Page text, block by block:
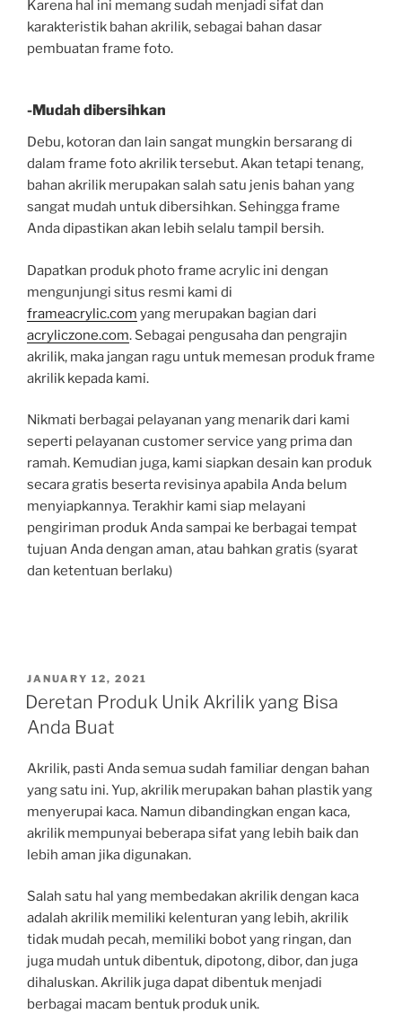
Karena hal ini memang sudah menjadi sifat dan
karakteristik bahan akrilik, sebagai bahan dasar
pembuatan frame foto.
-Mudah dibersihkan
Debu, kotoran dan lain sangat mungkin bersarang di
dalam frame foto akrilik tersebut. Akan tetapi tenang,
bahan akrilik merupakan salah satu jenis bahan yang
sangat mudah untuk dibersihkan. Sehingga frame
Anda dipastikan akan lebih selalu tampil bersih.
Dapatkan produk photo frame acrylic ini dengan
mengunjungi situs resmi kami di
frameacrylic.com yang merupakan bagian dari
acryliczone.com. Sebagai pengusaha dan pengrajin
akrilik, maka jangan ragu untuk memesan produk frame
akrilik kepada kami.
Nikmati berbagai pelayanan yang menarik dari kami
seperti pelayanan customer service yang prima dan
ramah. Kemudian juga, kami siapkan desain kan produk
secara gratis beserta revisinya apabila Anda belum
menyiapkannya. Terakhir kami siap melayani
pengiriman produk Anda sampai ke berbagai tempat
tujuan Anda dengan aman, atau bahkan gratis (syarat
dan ketentuan berlaku)
POSTED
ON
JANUARY 12, 2021
Deretan Produk Unik Akrilik yang Bisa
Anda Buat
Akrilik, pasti Anda semua sudah familiar dengan bahan
yang satu ini. Yup, akrilik merupakan bahan plastik yang
menyerupai kaca. Namun dibandingkan engan kaca,
akrilik mempunyai beberapa sifat yang lebih baik dan
lebih aman jika digunakan.
Salah satu hal yang membedakan akrilik dengan kaca
adalah akrilik memiliki kelenturan yang lebih, akrilik
tidak mudah pecah, memiliki bobot yang ringan, dan
juga mudah untuk dibentuk, dipotong, dibor, dan juga
dihaluskan. Akrilik juga dapat dibentuk menjadi
berbagai macam bentuk produk unik.